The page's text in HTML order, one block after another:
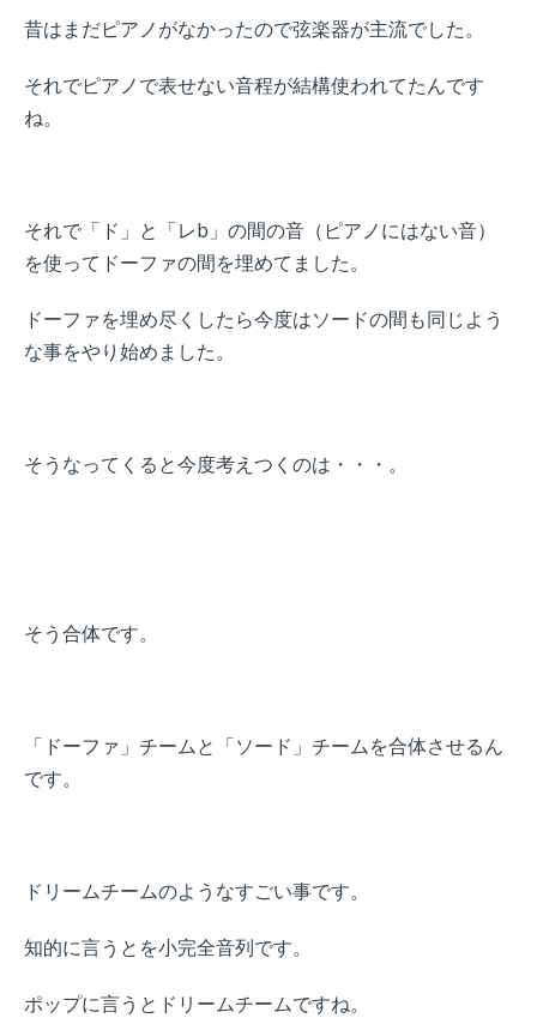
昔はまだピアノがなかったので弦楽器が主流でした。
それでピアノで表せない音程が結構使われてたんです
ね。
それで「ド」と「レb」の間の音（ピアノにはない音）
を使ってドーファの間を埋めてました。
ドーファを埋め尽くしたら今度はソードの間も同じよう
な事をやり始めました。
そうなってくると今度考えつくのは・・・。
そう合体です。
「ドーファ」チームと「ソード」チームを合体させるん
です。
ドリームチームのようなすごい事です。
知的に言うとを小完全音列です。
ポップに言うとドリームチームですね。